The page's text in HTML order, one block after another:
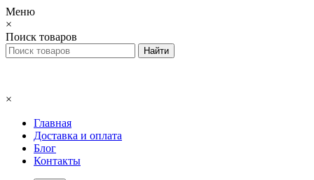
Меню
×
Поиск товаров
×
Главная
Доставка и оплата
Блог
Контакты